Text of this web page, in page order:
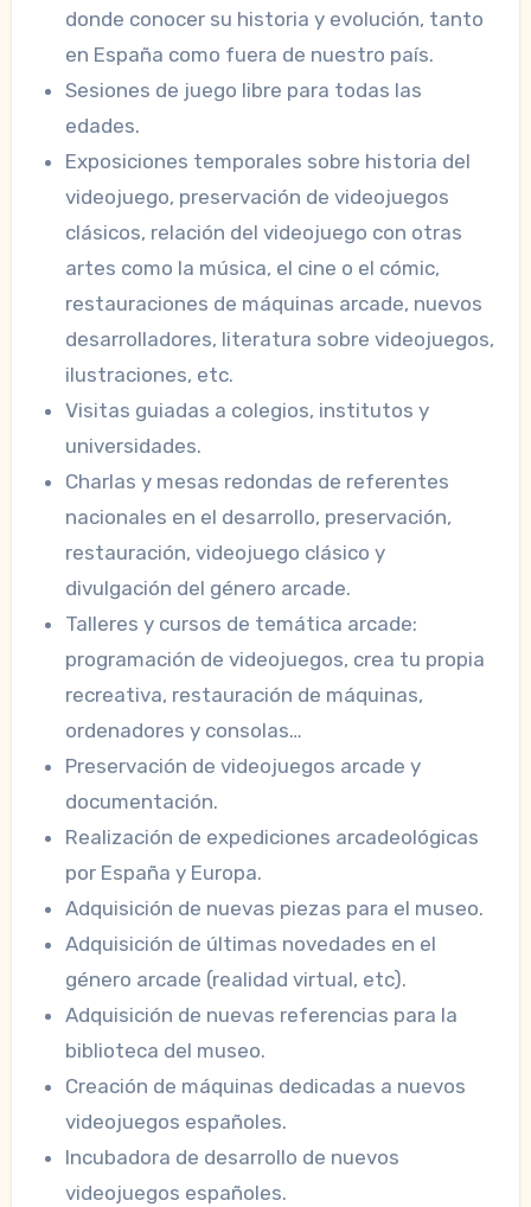
donde conocer su historia y evolución, tanto
en España como fuera de nuestro país.
Sesiones de juego libre para todas las
edades.
Exposiciones temporales sobre historia del
videojuego, preservación de videojuegos
clásicos, relación del videojuego con otras
artes como la música, el cine o el cómic,
restauraciones de máquinas arcade, nuevos
desarrolladores, literatura sobre videojuegos,
ilustraciones, etc.
Visitas guiadas a colegios, institutos y
universidades.
Charlas y mesas redondas de referentes
nacionales en el desarrollo, preservación,
restauración, videojuego clásico y
divulgación del género arcade.
Talleres y cursos de temática arcade:
programación de videojuegos, crea tu propia
recreativa, restauración de máquinas,
ordenadores y consolas…
Preservación de videojuegos arcade y
documentación.
Realización de expediciones arcadeológicas
por España y Europa.
Adquisición de nuevas piezas para el museo.
Adquisición de últimas novedades en el
género arcade (realidad virtual, etc).
Adquisición de nuevas referencias para la
biblioteca del museo.
Creación de máquinas dedicadas a nuevos
videojuegos españoles.
Incubadora de desarrollo de nuevos
videojuegos españoles.